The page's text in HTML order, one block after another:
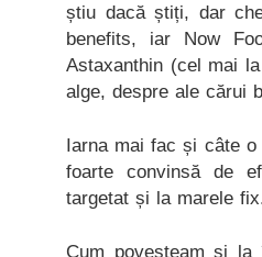
știu dacă știți, dar
benefits, iar Now
Astaxanthin (cel mai
alge, despre ale cărui
Iarna mai fac și câte
foarte convinsă de
targetat și la marele
Cum povesteam și